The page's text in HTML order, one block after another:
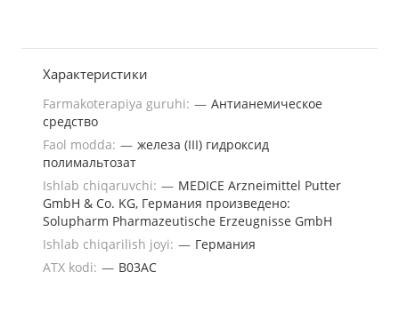
Характеристики
Farmakoterapiya guruhi: — Антианемическое
средство
Faol modda: — железа (III) гидроксид
полимальтозат
Ishlab chiqaruvchi: — MEDICE Arzneimittel Putter
GmbH & Co. KG, Германия произведено:
Solupharm Pharmazeutische Erzeugnisse GmbH
Ishlab chiqarilish joyi: — Германия
ATX kodi: — B03AC